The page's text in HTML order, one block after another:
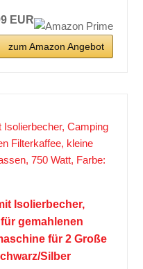
EUR
zum Amazon Angebot
Isolierbecher,
gemahlenen
für 2 Große
Silber